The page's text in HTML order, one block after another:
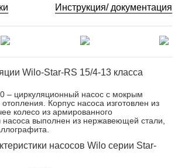
Инструкция/ документация
Wilo-Star-RS 15/4-13 класса
– циркуляционный насос с мокрым
Корпус насоса изготовлен из
колесо из армированного
выполнен из нержавеющей стали,
насосов Wilo серии Star-